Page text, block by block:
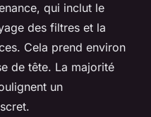
qui inclut le
des filtres et la
Cela prend environ
de tête. La majorité
un